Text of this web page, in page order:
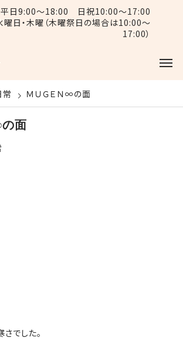
平日9:00〜18:00 日祝10:00〜17:00
曜日・木曜（木曜祭日の場合は10:00〜
17:00）
常 ＭＵＧＥＮ∞の面
面
でした。